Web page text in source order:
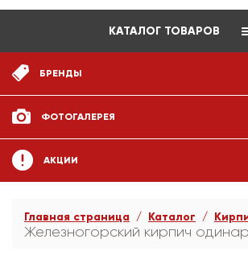
КАТАЛОГ ТОВАРОВ
БРЕНДЫ
ФОТОГАЛЕРЕЯ
АКЦИИ
Главная страница Каталог
Железногорский кирпич